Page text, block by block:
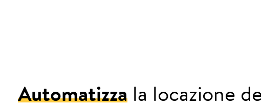
Automatizzala locazione